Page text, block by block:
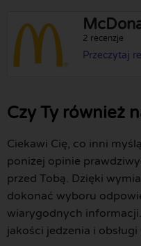
2 recenzje
Przeczytaj
Czy Ty również
Ciekawi Cię, co inni
poniżej opinie
przed Tobą. Dzięki
dokonać wyboru
wiarygodnych
jakości jedzenia i obsługi